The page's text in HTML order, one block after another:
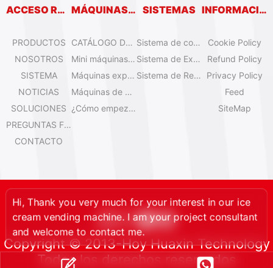
ACCESO RÁPIDO
PRODUCTOS
NOSOTROS
SISTEMA
NOTICIAS
SOLUCIONES
PREGUNTAS FRECUENTES
CONTACTO
MÁQUINAS EXPENDEDORAS
CATÁLOGO DE MÁQUINAS EXPENDEDORAS
Mini máquinas de helado de sobremesa
Máquinas expendedoras de helado Olala
Máquinas de helado IYogurt
¿Cómo empezar el negocio de helados automáticos?
SISTEMAS
Sistema de control remoto
Sistema de Expansión
Sistema de Refrigeración
INFORMACIÓN
Cookie Policy
Refund Policy
Privacy Policy
Feed
SiteMap
Copyright © 2013-Hoy Huaxin Technology
Todos los derechos reservados
Hi, Thank you very much for your interest in our ice
cream vending machine. I am your project consultant
and welcome to contact me.